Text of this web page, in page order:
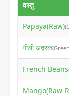
वस्तु
Papaya(Raw)
गीली अदरक
French
Mango(Raw-